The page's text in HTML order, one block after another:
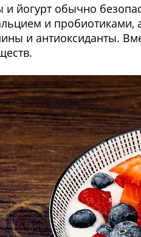
и йогурт обычно
и
и антиоксиданты.